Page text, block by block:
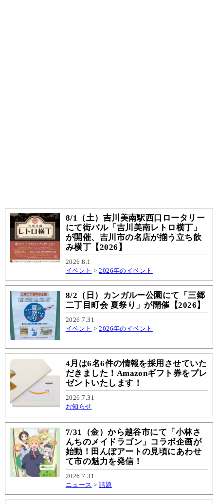
8/1（土）吉川美南駅西口ロータリー
にて街バル「吉川美南レトロ横丁」
が開催、吉川市の名店が揃う立ち飲
み横丁【2026】
2026.8.1
イベント >2026年のイベント
8/2（日）カンガルー公園にて「三郷
二丁目町会 夏祭り」が開催【2026】
2026.7.31
イベント >2026年のイベント
4月は6名6件の情報を採用させていた
だきました！Amazonギフト券をプレ
ゼントいたします！
2026.7.31
お知らせ
7/31（金）から越谷市にて「小林さ
んちのメイドラゴン」コラボ企画が
始動！田んぼアートの見頃にあわせ
て市の魅力を発信！
2026.7.31
ニュース >話題